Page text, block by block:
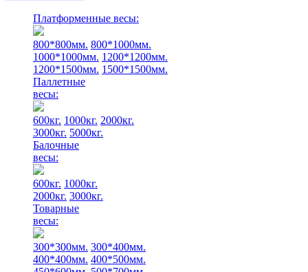
Платформенные весы:
800*800мм. 800*1000мм.
1000*1000мм. 1200*1200мм.
1200*1500мм. 1500*1500мм.
Паллетные
весы:
600кг. 1000кг. 2000кг.
3000кг. 5000кг.
Балочные
весы:
600кг. 1000кг.
2000кг. 3000кг.
Товарные
весы:
300*300мм. 300*400мм.
400*400мм. 400*500мм.